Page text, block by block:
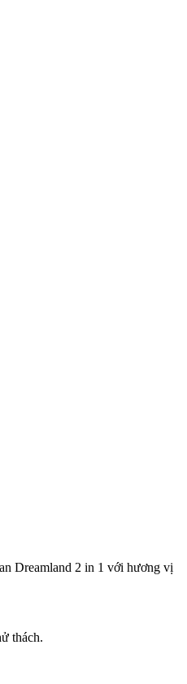
Dreamland 2 in 1 với hương vị
thách.